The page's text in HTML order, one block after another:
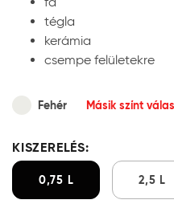
tégla
kerámia
csempe felületekre
Fehér Másik színt
KISZERELÉS:
0,75 L 2,5 L